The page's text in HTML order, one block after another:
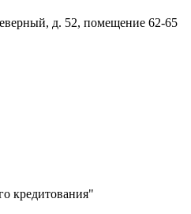
д. 52, помещение 62-65
кредитования"